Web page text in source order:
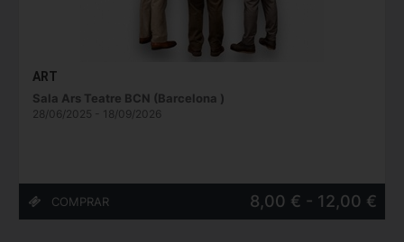
ART
Sala Ars Teatre BCN (Barcelona )
28/06/2025 - 18/09/2026
8,00 € - 12,00 €